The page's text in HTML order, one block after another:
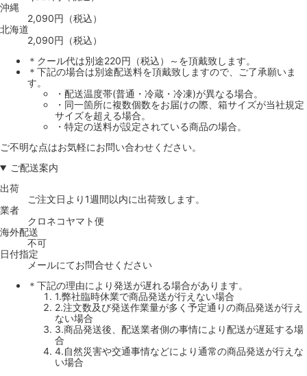
沖縄
2,090円（税込）
北海道
2,090円（税込）
＊クール代は別途220円（税込）～を頂戴致します。
＊下記の場合は別途配送料を頂戴致しますので、ご了承願いま
す。
・配送温度帯(普通・冷蔵・冷凍)が異なる場合。
・同一箇所に複数個数をお届けの際、箱サイズが当社規定
サイズを超える場合。
・特定の送料が設定されている商品の場合。
ご不明な点はお気軽にお問い合わせください。
ご配送案内
出荷
ご注文日より1週間以内に出荷致します。
業者
クロネコヤマト便
海外配送
不可
日付指定
メールにてお問合せください
＊下記の理由により発送が遅れる場合があります。
1.弊社臨時休業で商品発送が行えない場合
2.注文数及び発送作業量が多く予定通りの商品発送が行え
ない場合
3.商品発送後、配送業者側の事情により配送が遅延する場
合
4.自然災害や交通事情などにより通常の商品発送が行えな
い場合